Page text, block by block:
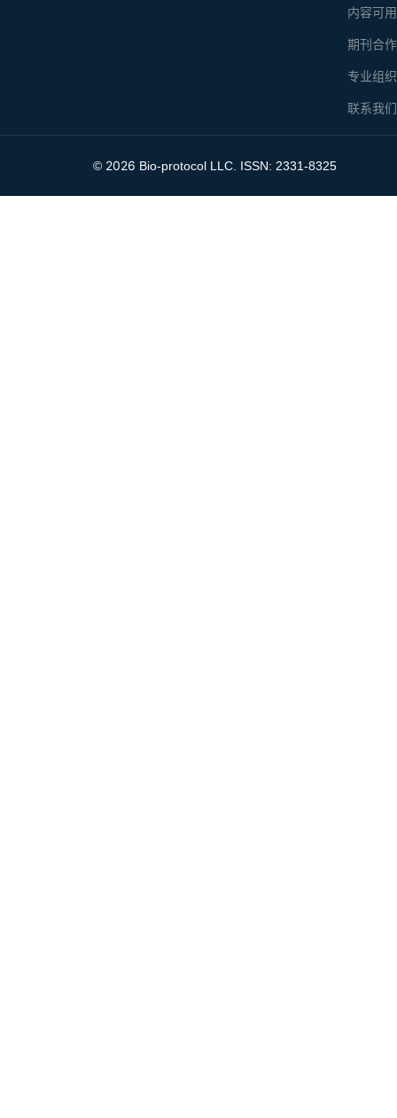
内容可
期刊合
专业组
联系我们
© 2026 Bio-protocol LLC. ISSN: 2331-8325